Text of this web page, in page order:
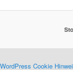
WordPress Cookie